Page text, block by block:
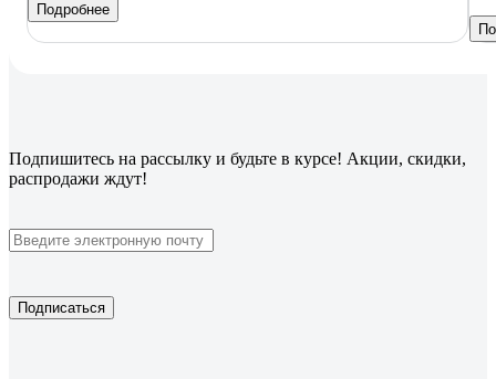
Подробнее
Подпишитесь на рассылку и будьте в курсе! Акции, скидки,
распродажи ждут!
Подписаться